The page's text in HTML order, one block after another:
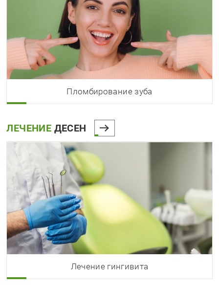
Пломбирование зуба
ЛЕЧЕНИЕ ДЕСЕН
Лечение гингивита